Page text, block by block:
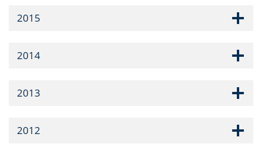
2015
2014
2013
2012